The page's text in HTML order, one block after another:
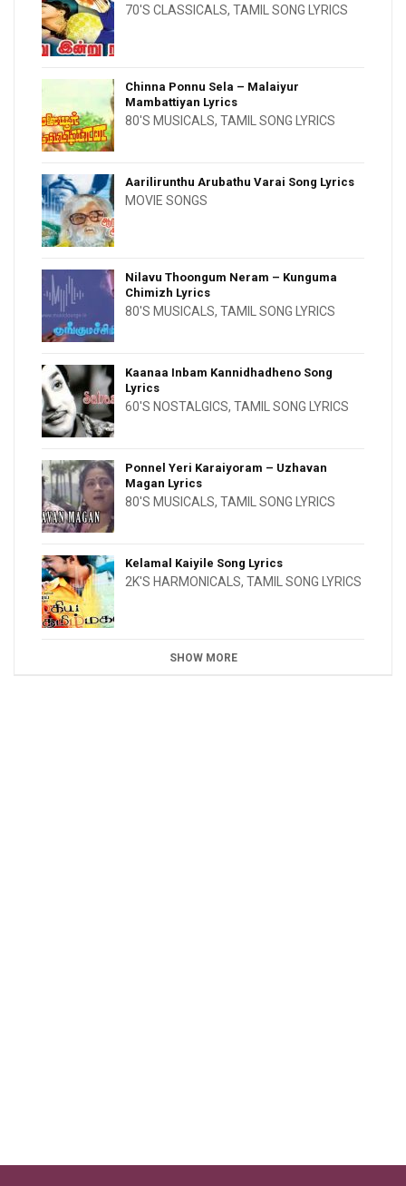
70'S CLASSICALS, TAMIL SONG LYRICS
Chinna Ponnu Sela – Malaiyur
Mambattiyan Lyrics
80'S MUSICALS, TAMIL SONG LYRICS
Aarilirunthu Arubathu Varai Song Lyrics
MOVIE SONGS
Nilavu Thoongum Neram – Kunguma
Chimizh Lyrics
80'S MUSICALS, TAMIL SONG LYRICS
Kaanaa Inbam Kannidhadheno Song
Lyrics
60'S NOSTALGICS, TAMIL SONG LYRICS
Ponnel Yeri Karaiyoram – Uzhavan
Magan Lyrics
80'S MUSICALS, TAMIL SONG LYRICS
Kelamal Kaiyile Song Lyrics
2K'S HARMONICALS, TAMIL SONG LYRICS
SHOW MORE